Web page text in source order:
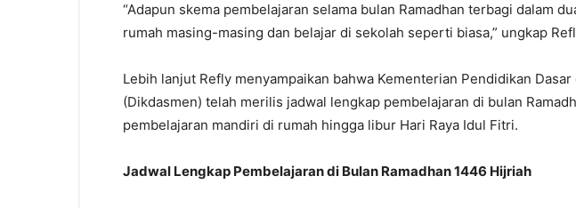
“Adapun skema pembelajaran selama bulan Ramadhan terbagi dalam
rumah masing-masing dan belajar di sekolah seperti biasa,” ungkap
Lebih lanjut Refly menyampaikan bahwa Kementerian Pendidikan Dasar
(Dikdasmen) telah merilis jadwal lengkap pembelajaran di bulan
pembelajaran mandiri di rumah hingga libur Hari Raya Idul Fitri.
Jadwal Lengkap Pembelajaran di Bulan Ramadhan 1446 Hijriah